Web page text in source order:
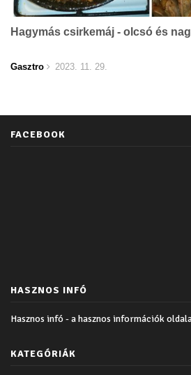
Hagymás csirkemáj - olcsó és
Gasztro 2023. 11. 29.
FACEBOOK
HASZNOS INFÓ
Hasznos infó - a hasznos információk
KATEGÓRIÁK